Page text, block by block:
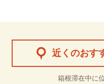
近くのおす
箱根滞在中に